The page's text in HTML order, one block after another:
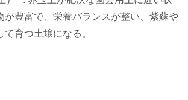
が豊富で、栄養バランスが整い、紫蘇や
育つ土壌になる。